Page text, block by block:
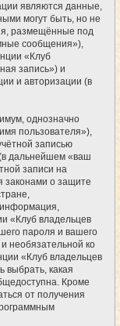
являются данные,
могут быть, но не
размещённые под
сообщения»),
«Клуб
запись») и
и авторизации (в
однозначно
пользователя»),
записью
дальнейшем «ваш
записи на
законами о защите
информация,
«Клуб владельцев
пароля и вашего
необязательной ко
«Клуб владельцев
выбрать, какая
Кроме
от получения